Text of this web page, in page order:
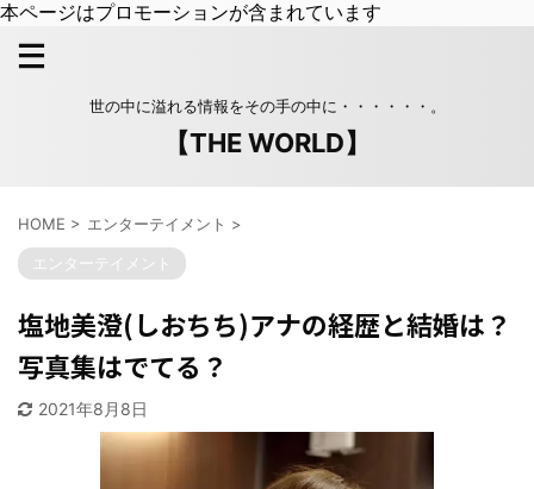
本ページはプロモーションが含まれています
世の中に溢れる情報をその手の中に・・・・・・。
【THE WORLD】
HOME > エンターテイメント >
エンターテイメント
塩地美澄(しおちち)アナの経歴と結婚は？
写真集はでてる？
2021年8月8日